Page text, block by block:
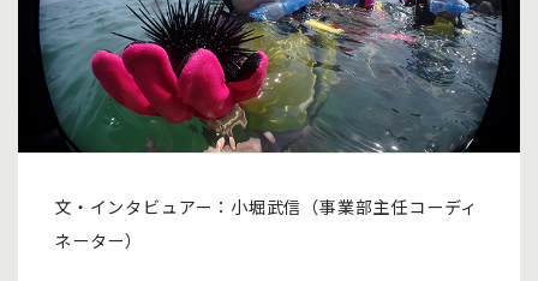
文・インタビュアー：小堀武信（事業部主任コーディ
ネーター）